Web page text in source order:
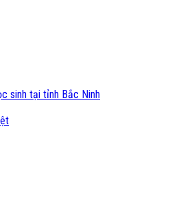
sinh tại tỉnh Bắc Ninh